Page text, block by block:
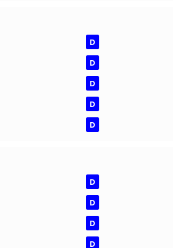
D
D
D
D
D
D
D
D
D